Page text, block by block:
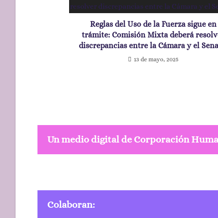
Reglas del Uso de la Fuerza sigue en
trámite: Comisión Mixta deberá
discrepancias entre la Cámara y el
13 de mayo, 2025
Un medio digital de Corporación
Colaboran: